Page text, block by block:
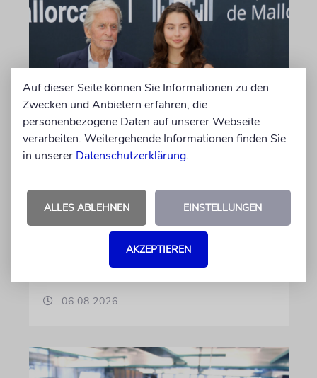
PALMA
Michael Douglas ist
Der Hollywood-Star mit jüdischem
Familienhintergrund wird für seine enge
Verbindung zu der spanischen Insel und sein
06.08.2026
Auf dieser Seite können Sie Informationen zu den
Zwecken und Anbietern erfahren, die
personenbezogene Daten auf unserer Webseite
verarbeiten. Weitergehende Informationen finden Sie
in unserer Datenschutzerklärung.
ALLES ABLEHNEN EINSTELLUNGEN
AKZEPTIEREN